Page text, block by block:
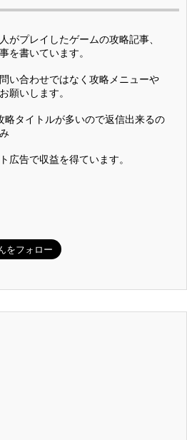
がプレイしたゲームの攻略記事、
を書いています。
い合わせではなく攻略メニューや
願いします。
略タイトルが多いので返信出来るの
広告で収益を得ています。